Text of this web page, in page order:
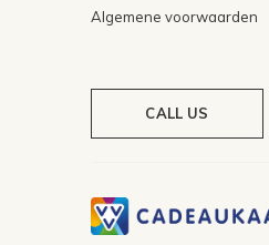
Algemene voorwaarden
CALL US